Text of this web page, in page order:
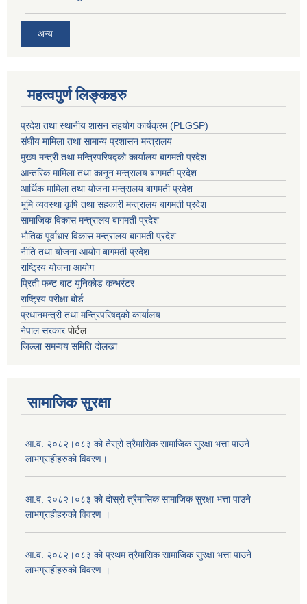
अन्य
महत्वपुर्ण लिङ्कहरु
प्रदेश तथा स्थानीय शासन सहयाेग कार्यक्रम (PLGSP)
संघीय मामिला तथा सामान्य प्रशासन मन्त्रालय
मुख्य मन्त्री तथा मन्त्रिपरिषद्को कार्यालय बागमती प्रदेश
आन्तरिक मामिला तथा कानून मन्त्रालय बागमती प्रदेश
आर्थिक मामिला तथा योजना मन्त्रालय बागमती प्रदेश
भूमि व्यवस्था कृषि तथा सहकारी मन्त्रालय बागमती प्रदेश
सामाजिक विकास मन्त्रालय बागमती प्रदेश
भौतिक पूर्वाधार विकास मन्त्रालय बागमती प्रदेश
नीति तथा योजना आयोग बागमती प्रदेश
राष्ट्रिय योजना आयोग
प्रिती फन्ट बाट युनिकोड कन्भर्रटर
राष्ट्रिय परीक्षा बोर्ड
प्रधानमन्त्री तथा मन्त्रिपरिषद्को कार्यालय
नेपाल सरकारपोर्टल
जिल्ला समन्वय समिति दोलखा
सामाजिक सुरक्षा
आ.व. २०८२।०८३ को तेस्रो त्रैमासिक सामाजिक सुरक्षा भत्ता पाउने
लाभग्राहीहरुको विवरण।
आ.व. २०८२।०८३ को दोस्रो त्रैमासिक सामाजिक सुरक्षा भत्ता पाउने
लाभग्राहीहरुको विवरण ।
आ.व. २०८२।०८३ को प्रथम त्रैमासिक सामाजिक सुरक्षा भत्ता पाउने
लाभग्राहीहरुको विवरण ।